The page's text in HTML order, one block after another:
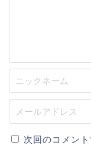
次回のコメン